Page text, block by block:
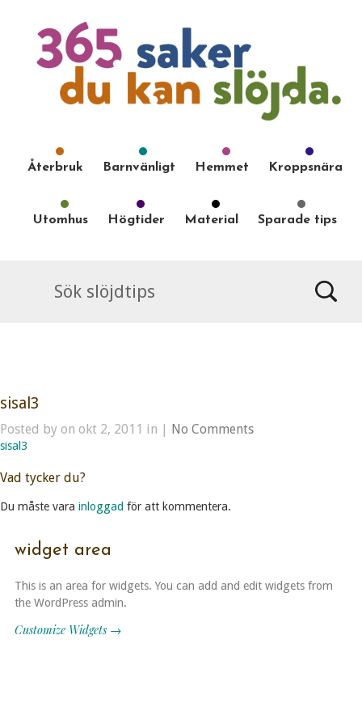
Återbruk Barnvänligt Hemmet Kroppsnära
Utomhus Högtider Material Sparade tips
sisal3
Posted by on okt 2, 2011 in | No Comments
sisal3
Vad tycker du?
Du måste vara inloggad för att kommentera.
widget area
This is an area for widgets. You can add and edit widgets from
the WordPress admin.
Customize Widgets →